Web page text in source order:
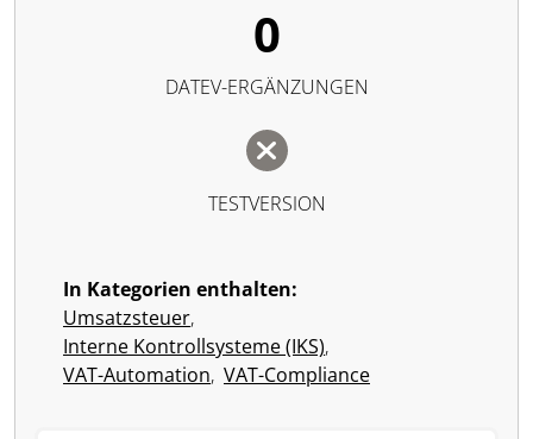
0
DATEV-ERGÄNZUNGEN
TESTVERSION
In Kategorien enthalten:
Umsatzsteuer,
Interne Kontrollsysteme (IKS),
VAT-Automation, VAT-Compliance